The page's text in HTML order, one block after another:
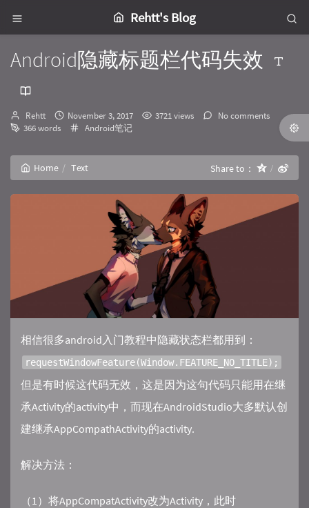
Rehtt's Blog
Android隐藏标题栏代码失效
Author：
Rehtt
发
布
November 3, 2017 3721 views
No comments
366 words
Categories：
Android笔记
Home Text Share to：
相信很多android入门教程中隐藏状态栏都用到：
requestWindowFeature(Window.FEATURE_NO_TITLE);
但是有时候这代码无效，这是因为这句代码只能用在继
承Activity的activity中，而现在AndroidStudio大多默认创
建继承AppCompathActivity的activity.
解决方法：
（1）将AppCompatActivity改为Activity，此时